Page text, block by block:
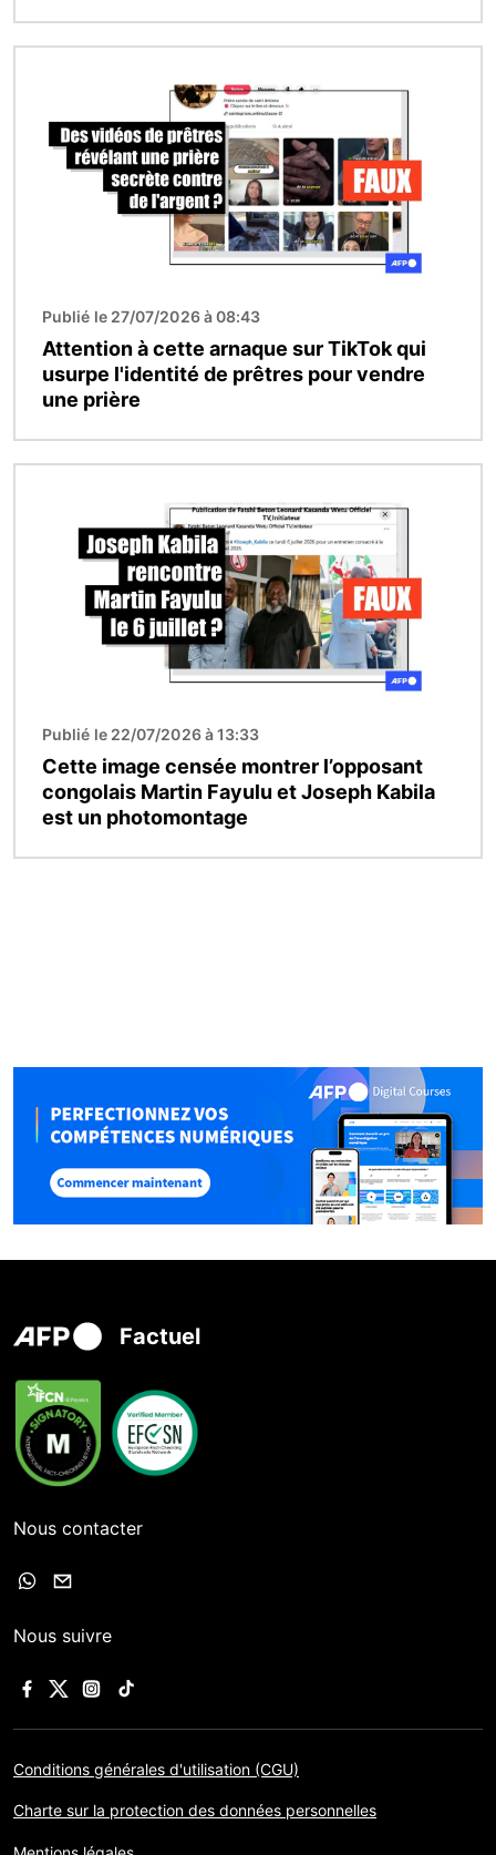
Publié le 27/07/2026 à 08:43
Attention à cette arnaque sur TikTok qui
usurpe l'identité de prêtres pour vendre
une prière
Publié le 22/07/2026 à 13:33
Cette image censée montrer l’opposant
congolais Martin Fayulu et Joseph Kabila
est un photomontage
Factuel
Nous contacter
Nous suivre
Conditions générales d'utilisation (CGU)
Charte sur la protection des données personnelles